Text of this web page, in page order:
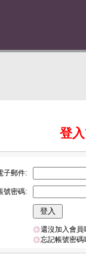
登
子郵件:
號密碼:
還沒加入會
忘記帳號密